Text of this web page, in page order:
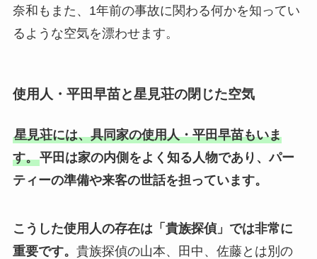
奈和もまた、1年前の事故に関わる何かを知ってい
るような空気を漂わせます。
使用人・平田早苗と星見荘の閉じた空気
星見荘には、具同家の使用人・平田早苗もいま
す。平田は家の内側をよく知る人物であり、パー
ティーの準備や来客の世話を担っています。
こうした使用人の存在は「貴族探偵」では非常に
重要です。 貴族探偵の山本、田中、佐藤とは別の